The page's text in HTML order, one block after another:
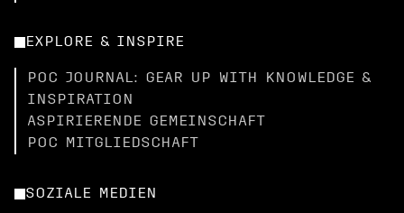
EXPLORE & INSPIRE
POC JOURNAL: GEAR UP WITH KNOWLEDGE &
INSPIRATION
ASPIRIERENDE GEMEINSCHAFT
POC MITGLIEDSCHAFT
SOZIALE MEDIEN